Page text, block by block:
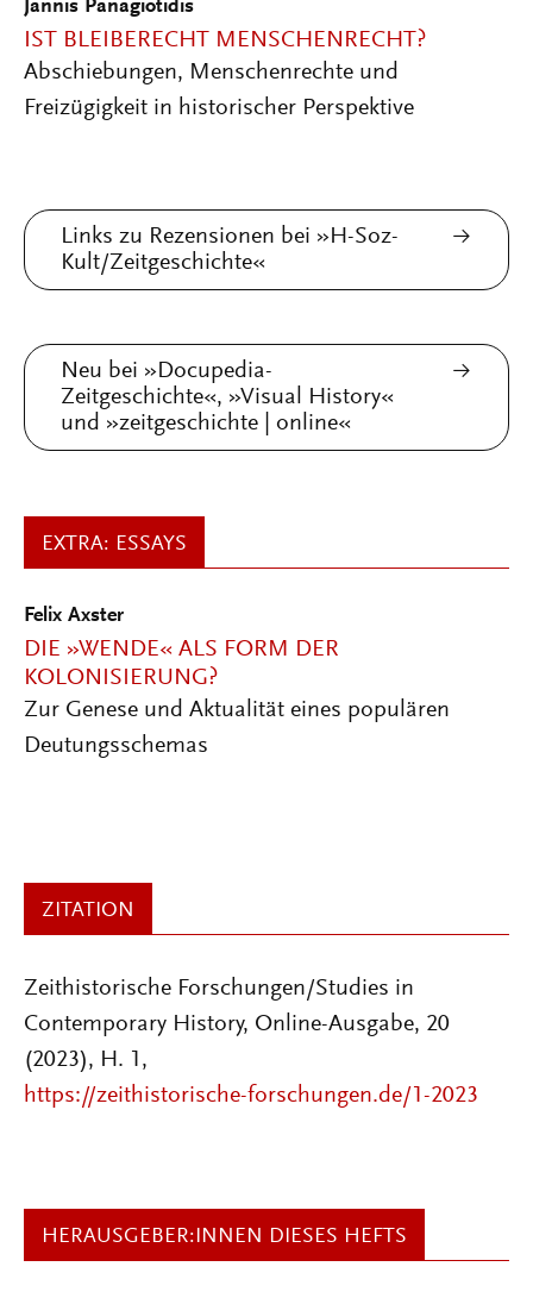
Jannis Panagiotidis
IST BLEIBERECHT MENSCHENRECHT?
Abschiebungen, Menschenrechte und
Freizügigkeit in historischer Perspektive
Links zu Rezensionen bei »H-Soz-
Kult/Zeitgeschichte«
Neu bei »Docupedia-
Zeitgeschichte«, »Visual History«
und »zeitgeschichte | online«
EXTRA: ESSAYS
Felix Axster
DIE »WENDE« ALS FORM DER
KOLONISIERUNG?
Zur Genese und Aktualität eines populären
Deutungsschemas
ZITATION
Zeithistorische Forschungen/Studies in
Contemporary History, Online-Ausgabe, 20
(2023), H. 1,
https://zeithistorische-forschungen.de/1-2023
HERAUSGEBER:INNEN DIESES HEFTS